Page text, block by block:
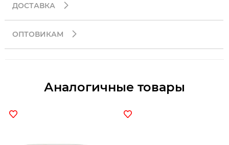
ДОСТАВКА
ОПТОВИКАМ
Аналогичные товары